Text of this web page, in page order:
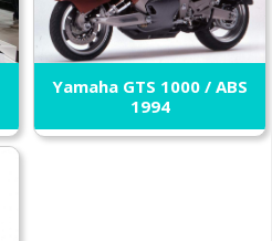
Yamaha GTS 1000 / ABS
1994